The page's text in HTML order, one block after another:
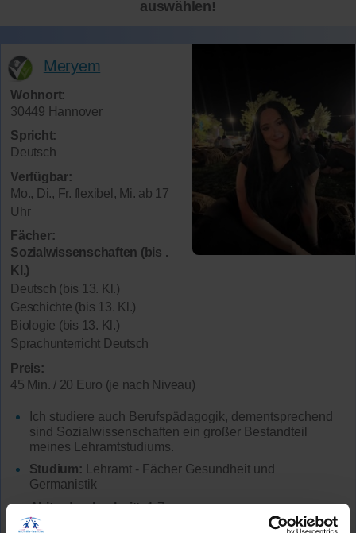
auswählen!
Meryem
Wohnort:
30449 Hannover
Spricht:
Deutsch
Verfügbar:
Mo., Di., Fr. flexibel, Mi. ab 17
Uhr
Fächer:
Sozialwissenschaften (bis .
Kl.)
Deutsch (bis 13. Kl.)
Geschichte (bis 13. Kl.)
Biologie (bis 13. Kl.)
Sprachunterricht Deutsch
Preis:
45 Min. / 20 Euro (je nach Niveau)
Ich studiere auch Berufspädagogik, dementsprechend
sind Sozialwissenschaften ein großer Bestandteil
meines Lehramtstudiums.
Studium: Lehramt - Fächer Gesundheit und
Germanistik
Abiturdurchschnitt:1,7
Lehrerfahrung:
Keine Unterrichtserfahrung